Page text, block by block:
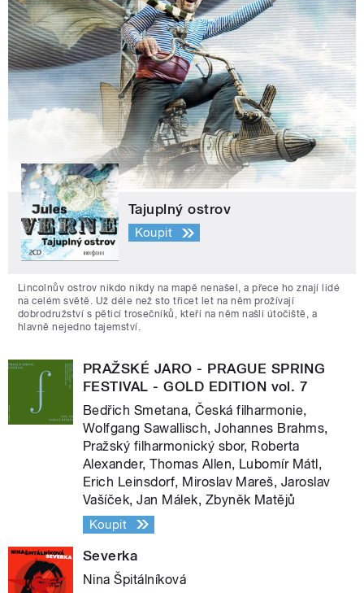
Tajuplný ostrov
Koupit
Lincolnův ostrov nikdo nikdy na mapě nenašel, a přece ho znají lidé
na celém světě. Už déle než sto třicet let na něm prožívají
dobrodružství s pěticí trosečníků, kteří na něm našli útočiště, a
hlavně nejedno tajemství.
PRAŽSKÉ JARO - PRAGUE SPRING
FESTIVAL - GOLD EDITION vol. 7
Bedřich Smetana, Česká filharmonie,
Wolfgang Sawallisch, Johannes Brahms,
Pražský filharmonický sbor, Roberta
Alexander, Thomas Allen, Lubomír Mátl,
Erich Leinsdorf, Miroslav Mareš, Jaroslav
Vašíček, Jan Málek, Zbyněk Matějů
Koupit
Severka
Nina Špitálníková